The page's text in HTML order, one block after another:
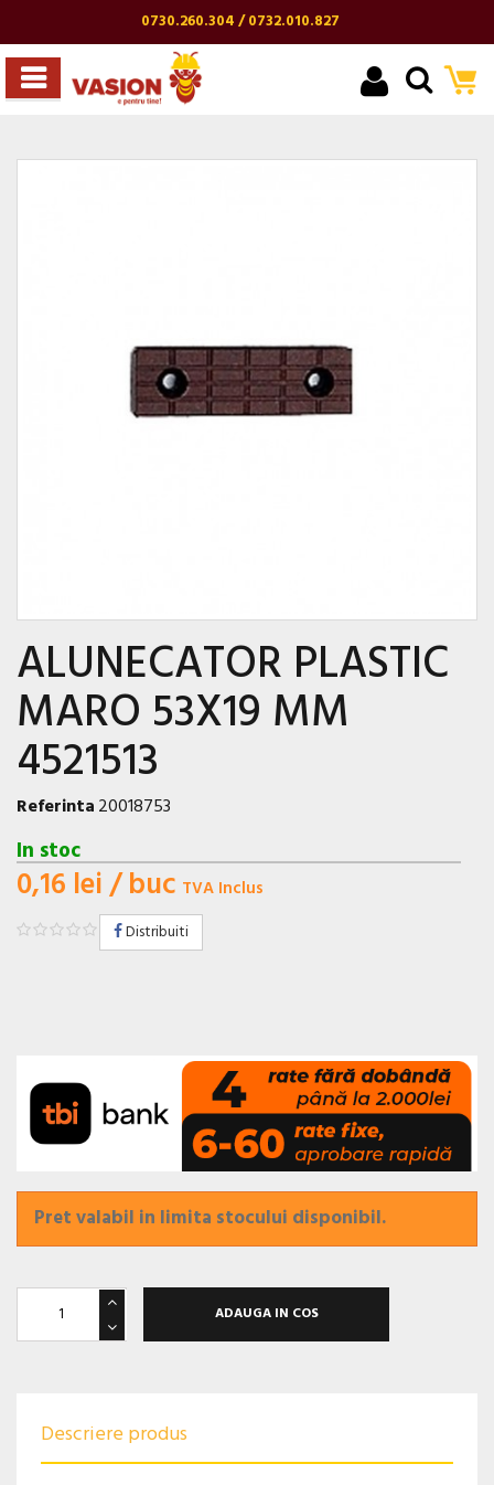
0730.260.304 / 0732.010.827
ALUNECATOR PLASTIC
MARO 53X19 MM
4521513
Referinta20018753
In stoc
0,16 lei/ buc TVA Inclus
Distribuiti
Pret valabil in limita stocului disponibil.
ADAUGA IN COS
Descriere produs